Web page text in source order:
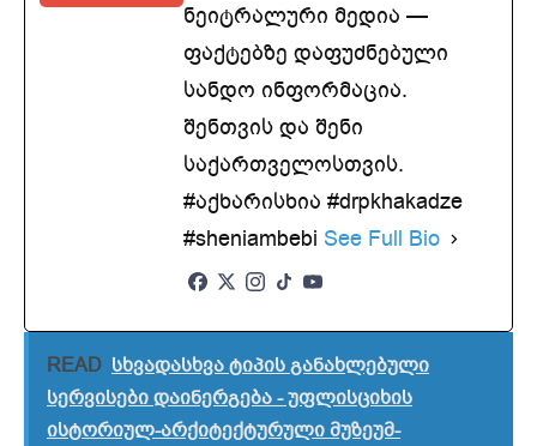
ნეიტრალური მედია —
ფაქტებზე დაფუძნებული
სანდო ინფორმაცია.
შენთვის და შენი
საქართველოსთვის.
#აქხარისხია #drpkhakadze
#sheniambebi See Full Bio
READ სხვადასხვა ტიპის განახლებული
სერვისები დაინერგება - უფლისციხის
ისტორიულ-არქიტექტურული მუზეუმ-